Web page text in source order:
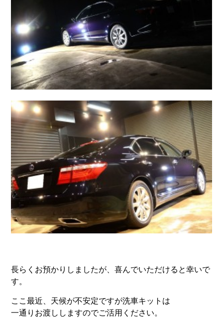
長らくお預かりしましたが、喜んでいただけると幸いで
す。
ここ最近、天候が不安定ですが洗車キットは
一通りお渡ししますのでご活用ください。